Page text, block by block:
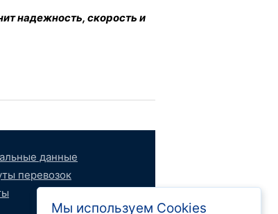
надежность, скорость и
данные
перевозок
Мы используем Cookies